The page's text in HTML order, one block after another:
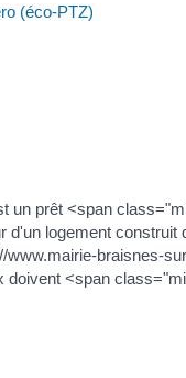
(éco-PTZ)
un prêt <span
logement construit
braisnes-
<span